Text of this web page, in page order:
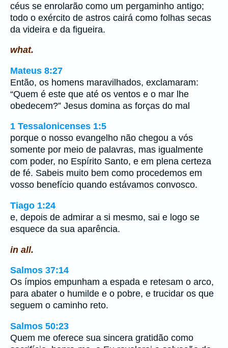
céus se enrolarão como um pergaminho antigo;
todo o exército de astros cairá como folhas secas
da videira e da figueira.
what.
Mateus 8:27
Então, os homens maravilhados, exclamaram:
“Quem é este que até os ventos e o mar lhe
obedecem?” Jesus domina as forças do mal
1 Tessalonicenses 1:5
porque o nosso evangelho não chegou a vós
somente por meio de palavras, mas igualmente
com poder, no Espírito Santo, e em plena certeza
de fé. Sabeis muito bem como procedemos em
vosso benefício quando estávamos convosco.
Tiago 1:24
e, depois de admirar a si mesmo, sai e logo se
esquece da sua aparência.
in all.
Salmos 37:14
Os ímpios empunham a espada e retesam o arco,
para abater o humilde e o pobre, e trucidar os que
seguem o caminho reto.
Salmos 50:23
Quem me oferece sua sincera gratidão como